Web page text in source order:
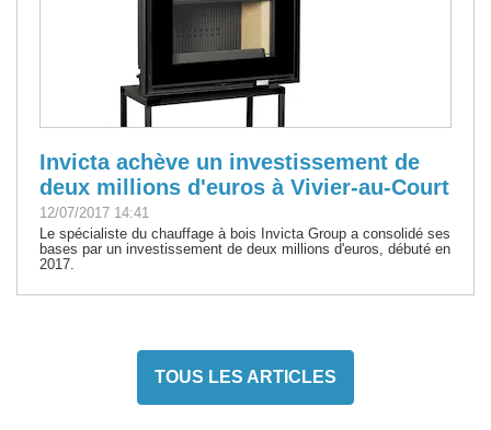
Invicta achève un investissement de
deux millions d'euros à Vivier-au-Court
12/07/2017 14:41
Le spécialiste du chauffage à bois Invicta Group a consolidé ses
bases par un investissement de deux millions d'euros, débuté en
2017.
TOUS LES ARTICLES